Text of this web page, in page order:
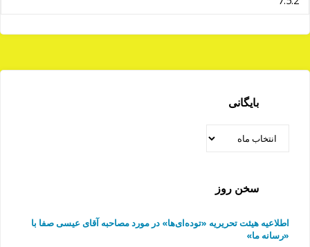
بایگانی
سخن روز
اطلاعیه هیئت تحریریه «توده‌ای‌ها» در مورد مصاحبه آقای عیسی صفا با
«رسانه ما»